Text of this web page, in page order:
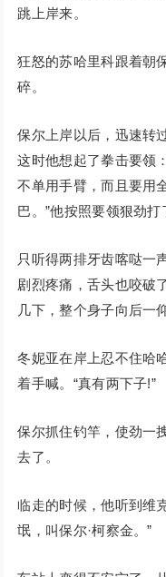
跳上岸来。
狂怒的苏哈里科跟着朝
碎。
保尔上岸以后，迅速转
这时他想起了拳击要领
不单用手臂，而且要用
巴。”他按照要领狠劲
只听得两排牙齿喀哒一
剧烈疼痛，舌头也咬破
几下，整个身子向后一
冬妮亚在岸上忍不住哈
着手喊。“真有两下子!”
保尔抓住钓竿，使劲一
去了。
临走的时候，他听到维
氓，叫保尔·柯察金。”